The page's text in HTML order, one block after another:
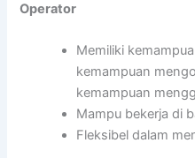
Operator
Memiliki
kemampuan
kemampuan
Mampu bekerja di
Fleksibel dalam